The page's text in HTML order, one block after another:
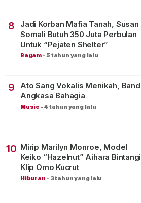
8
Jadi Korban Mafia Tanah, Susan
Somali Butuh 350 Juta Perbulan
Untuk “Pejaten Shelter”
Ragam -5 tahun yang lalu
9
Ato Sang Vokalis Menikah, Band
Angkasa Bahagia
Music - 4 tahun yang lalu
10 Mirip Marilyn Monroe, Model
Keiko “Hazelnut” Aihara Bintangi
Klip Omo Kucrut
Hiburan - 3 tahun yang lalu